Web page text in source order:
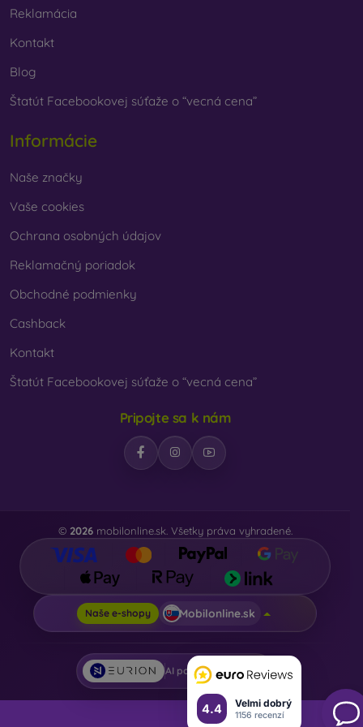
4.4 Velmi dobrý
1156 recenzí
Na našom e-shope FOON nájdete desiatky zaujímavých
vybrať len ten svoj.
Reklamácia
Kontakt
Blog
Štatút Facebookovej súťaže o “vecná cena”
Informácie
Naše značky
Vaše cookies
Ochrana osobných údajov
Reklamačný poriadok
Obchodné podmienky
Cashback
Kontakt
Štatút Facebookovej súťaže o “vecná cena”
Pripojte sa k nám
© 2026mobilonline.sk. Všetky práva vyhradené.
Naše e-shopy Mobilonline.sk
AI powered byEurion